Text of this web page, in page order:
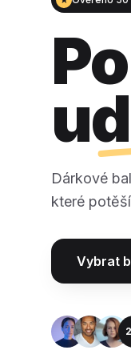
Dárkové
které
Vybrat